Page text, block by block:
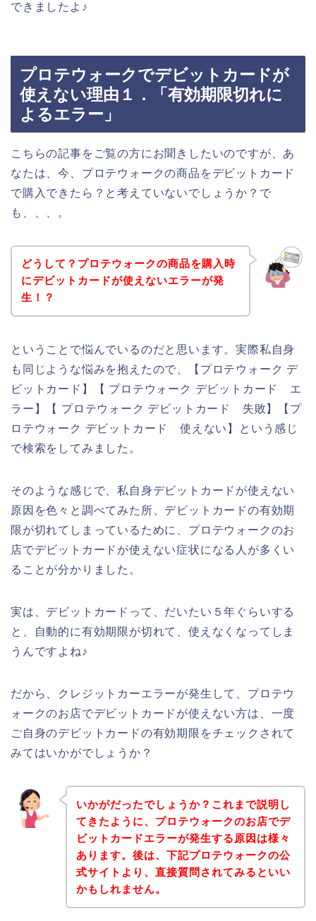
できましたよ♪
プロテウォークでデビットカードが
使えない理由１．「有効期限切れに
よるエラー」
こちらの記事をご覧の方にお聞きしたいのですが、あ
なたは、今、プロテウォークの商品をデビットカード
で購入できたら？と考えていないでしょうか？で
も、、、。
どうして？プロテウォークの商品を購入時
にデビットカードが使えないエラーが発
生！？
ということで悩んでいるのだと思います。実際私自身
も同じような悩みを抱えたので、【プロテウォーク デ
ビットカード】【 プロテウォーク デビットカード エ
ラー】【 プロテウォーク デビットカード 失敗】【プ
ロテウォーク デビットカード 使えない】という感じ
で検索をしてみました。
そのような感じで、私自身デビットカードが使えない
原因を色々と調べてみた所、デビットカードの有効期
限が切れてしまっているために、プロテウォークのお
店でデビットカードが使えない症状になる人が多くい
ることが分かりました。
実は、デビットカードって、だいたい５年ぐらいする
と、自動的に有効期限が切れて、使えなくなってしま
うんですよね♪
だから、クレジットカーエラーが発生して、プロテウ
ォークのお店でデビットカードが使えない方は、一度
ご自身のデビットカードの有効期限をチェックされて
みてはいかがでしょうか？
いかがだったでしょうか？これまで説明し
てきたように、プロテウォークのお店でデ
ビットカードエラーが発生する原因は様々
あります。後は、下記プロテウォークの公
式サイトより、直接質問されてみるといい
かもしれません。